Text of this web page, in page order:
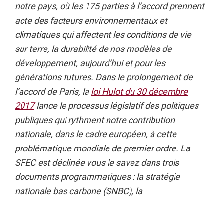
notre pays, où les 175 parties à l’accord prennent
acte des facteurs environnementaux et
climatiques qui affectent les conditions de vie
sur terre, la durabilité de nos modèles de
développement, aujourd’hui et pour les
générations futures. Dans le prolongement de
l’accord de Paris, laloi Hulot du 30 décembre
2017lance le processus législatif des politiques
publiques qui rythment notre contribution
nationale, dans le cadre européen, à cette
problématique mondiale de premier ordre. La
SFEC est déclinée vous le savez dans trois
documents programmatiques : la stratégie
nationale bas carbone (SNBC), la